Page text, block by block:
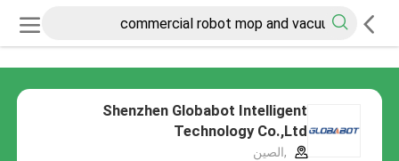
Shenzhen Globabot Intelligent
Technology Co.,Ltd
,الصين